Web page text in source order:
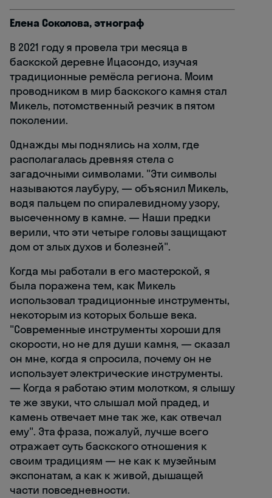
Елена Соколова, этнограф
В 2021 году я провела три месяца в
баскской деревне Ицасондо, изучая
традиционные ремёсла региона. Моим
проводником в мир баскского камня стал
Микель, потомственный резчик в пятом
поколении.
Однажды мы поднялись на холм, где
располагалась древняя стела с
загадочными символами. "Эти символы
называются лаубуру, — объяснил Микель,
водя пальцем по спиралевидному узору,
высеченному в камне. — Наши предки
верили, что эти четыре головы защищают
дом от злых духов и болезней".
Когда мы работали в его мастерской, я
была поражена тем, как Микель
использовал традиционные инструменты,
некоторым из которых больше века.
"Современные инструменты хороши для
скорости, но не для души камня, — сказал
он мне, когда я спросила, почему он не
использует электрические инструменты.
— Когда я работаю этим молотком, я слышу
те же звуки, что слышал мой прадед, и
камень отвечает мне так же, как отвечал
ему". Эта фраза, пожалуй, лучше всего
отражает суть баскского отношения к
своим традициям — не как к музейным
экспонатам, а как к живой, дышащей
части повседневности.